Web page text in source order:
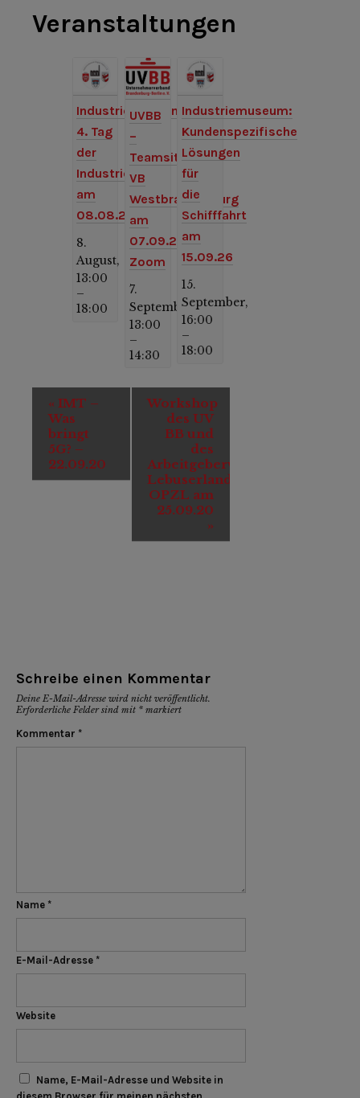
Veranstaltungen
Industriemuseum:
4. Tag
der
Industriekultur
am
08.08.26
8.
August,
13:00
–
18:00
UVBB
–
Teamsitzung
VB
Westbrandenburg
am
07.09.26,
Zoom
7.
September,
13:00
–
14:30
Industriemuseum:
Kundenspezifische
Lösungen
für
die
Schifffahrt
am
15.09.26
15.
September,
16:00
–
18:00
Veranstaltung-
Navigation
« IMT –
Was
bringt
5G? –
22.09.20
Workshop
des UV
BB und
des
Arbeitgeberverbandes
Lebuserland
OPZL am
25.09.20
»
Schreibe einen Kommentar
Deine E-Mail-Adresse wird nicht veröffentlicht.
Erforderliche Felder sind mit * markiert
Kommentar *
Name *
E-Mail-Adresse *
Website
Name, E-Mail-Adresse und Website in